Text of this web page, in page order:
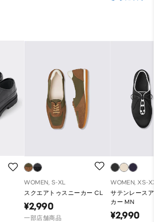
WOMEN, S-XL
スクエアトゥスニーカー CL
¥2,990
一部店舗商品
WOMEN, XS-
サテンレース
カー MN
¥2,990